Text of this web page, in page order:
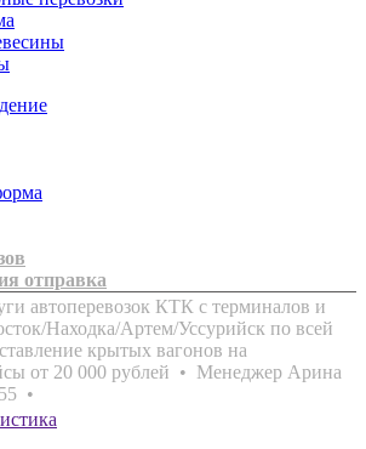
отправка
автоперевозок КТК с терминалов и
Находка/Артем/Уссурийск по всей
крытых вагонов на
от 20 000 рублей • Менеджер Арина
•